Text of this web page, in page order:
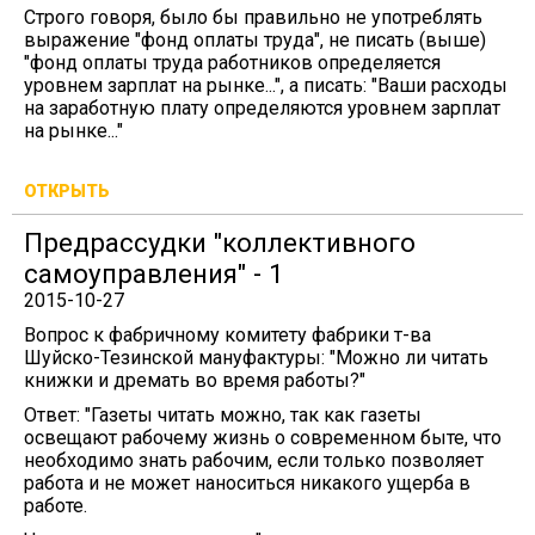
Строго говоря, было бы правильно не употреблять
выражение "фонд оплаты труда", не писать (выше)
"фонд оплаты труда работников определяется
уровнем зарплат на рынке...", а писать: "Ваши расходы
на заработную плату определяются уровнем зарплат
на рынке..."
ОТКРЫТЬ
Предрассудки "коллективного
самоуправления" - 1
2015-10-27
Вопрос к фабричному комитету фабрики т-ва
Шуйско-Тезинской мануфактуры: "Можно ли читать
книжки и дремать во время работы?"
Ответ: "Газеты читать можно, так как газеты
освещают рабочему жизнь о современном быте, что
необходимо знать рабочим, если только позволяет
работа и не может наноситься никакого ущерба в
работе.